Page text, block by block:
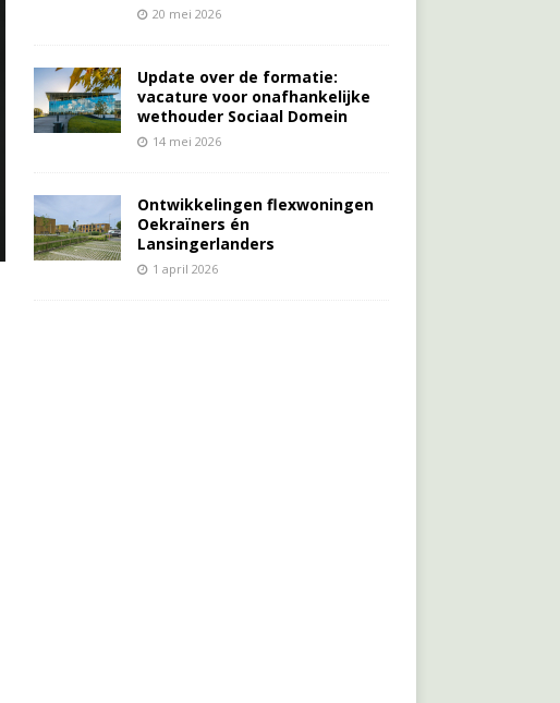
20 mei 2026
Update over de formatie:
vacature voor onafhankelijke
wethouder Sociaal Domein
14 mei 2026
Ontwikkelingen flexwoningen
Oekraïners én
Lansingerlanders
1 april 2026